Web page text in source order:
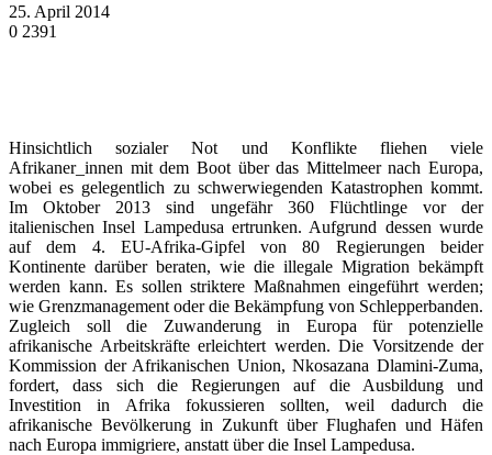
25. April 2014
0 2391
Hinsichtlich sozialer Not und Konflikte fliehen viele
Afrikaner_innen mit dem Boot über das Mittelmeer nach Europa,
wobei es gelegentlich zu schwerwiegenden Katastrophen kommt.
Im Oktober 2013 sind ungefähr 360 Flüchtlinge vor der
italienischen Insel Lampedusa ertrunken. Aufgrund dessen wurde
auf dem 4. EU-Afrika-Gipfel von 80 Regierungen beider
Kontinente darüber beraten, wie die illegale Migration bekämpft
werden kann. Es sollen striktere Maßnahmen eingeführt werden;
wie Grenzmanagement oder die Bekämpfung von Schlepperbanden.
Zugleich soll die Zuwanderung in Europa für potenzielle
afrikanische Arbeitskräfte erleichtert werden. Die Vorsitzende der
Kommission der Afrikanischen Union, Nkosazana Dlamini-Zuma,
fordert, dass sich die Regierungen auf die Ausbildung und
Investition in Afrika fokussieren sollten, weil dadurch die
afrikanische Bevölkerung in Zukunft über Flughafen und Häfen
nach Europa immigriere, anstatt über die Insel Lampedusa.